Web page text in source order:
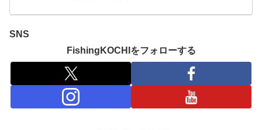
SNS
FishingKOCHIをフォローする